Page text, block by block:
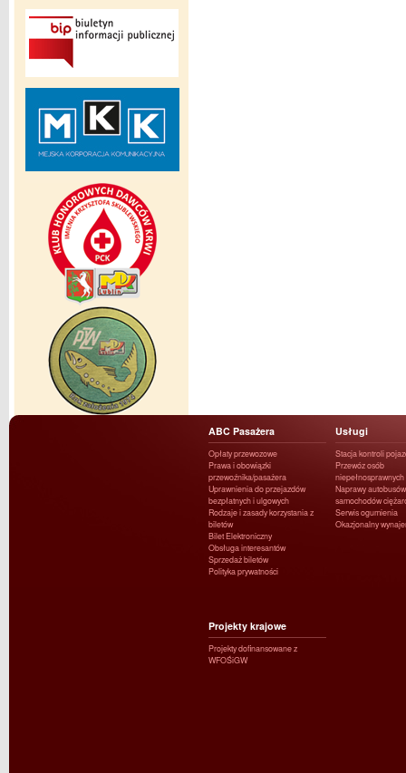
ABC Pasażera
Opłaty przewozowe
Prawa i obowiązki
przewoźnika/pasażera
Uprawnienia do przejazdów
bezpłatnych i ulgowych
Rodzaje i zasady korzystania z
biletów
Bilet Elektroniczny
Obsługa interesantów
Sprzedaż biletów
Polityka prywatności
Usługi
Stacja kontroli
Przewóz osób
niepełnosprawnych
Naprawy
samochodów
Serwis ogumienia
Okazjonalny
Projekty krajowe
Projekty dofinansowane z
WFOŚiGW